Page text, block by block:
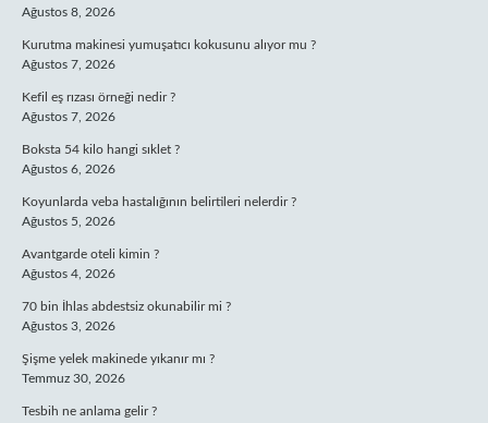
Ağustos 8, 2026
Kurutma makinesi yumuşatıcı kokusunu alıyor mu ?
Ağustos 7, 2026
Kefil eş rızası örneği nedir ?
Ağustos 7, 2026
Boksta 54 kilo hangi sıklet ?
Ağustos 6, 2026
Koyunlarda veba hastalığının belirtileri nelerdir ?
Ağustos 5, 2026
Avantgarde oteli kimin ?
Ağustos 4, 2026
70 bin İhlas abdestsiz okunabilir mi ?
Ağustos 3, 2026
Şişme yelek makinede yıkanır mı ?
Temmuz 30, 2026
Tesbih ne anlama gelir ?